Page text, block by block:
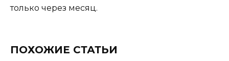
только через месяц.
ПОХОЖИЕ СТАТЬИ